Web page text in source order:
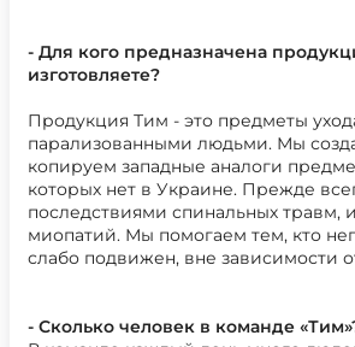
- Для кого предназначена
изготовляете?
Продукция Тим - это предметы
парализованными людьми. Мы
копируем западные аналоги
которых нет в Украине. Прежде
последствиями спинальных травм,
миопатий. Мы помогаем тем, кто
слабо подвижен, вне зависимости
- Сколько человек в команде